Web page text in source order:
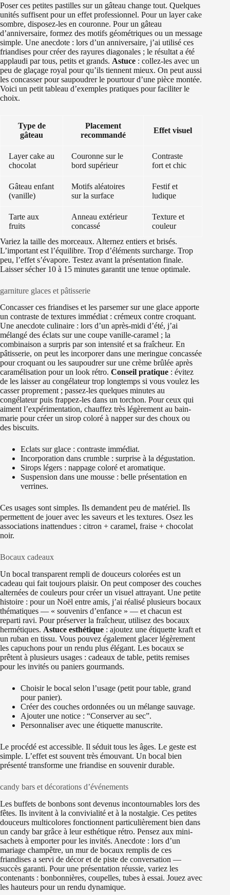
Poser ces petites pastilles sur un gâteau change tout. Quelques
unités suffisent pour un effet professionnel. Pour un layer cake
sombre, disposez-les en couronne. Pour un gâteau
d’anniversaire, formez des motifs géométriques ou un message
simple. Une anecdote : lors d’un anniversaire, j’ai utilisé ces
friandises pour créer des rayures diagonales ; le résultat a été
applaudi par tous, petits et grands. Astuce : collez-les avec un
peu de glaçage royal pour qu’ils tiennent mieux. On peut aussi
les concasser pour saupoudrer le pourtour d’une pièce montée.
Voici un petit tableau d’exemples pratiques pour faciliter le
choix.
Type de
gâteau
Placement
recommandé
Effet visuel
Layer cake au
chocolat
Couronne sur le
bord supérieur
Contraste
fort et chic
Gâteau enfant
(vanille)
Motifs aléatoires
sur la surface
Festif et
ludique
Tarte aux
fruits
Anneau extérieur
concassé
Texture et
couleur
Variez la taille des morceaux. Alternez entiers et brisés.
L’important est l’équilibre. Trop d’éléments surcharge. Trop
peu, l’effet s’évapore. Testez avant la présentation finale.
Laisser sécher 10 à 15 minutes garantit une tenue optimale.
garniture glaces et pâtisserie
Concasser ces friandises et les parsemer sur une glace apporte
un contraste de textures immédiat : crémeux contre croquant.
Une anecdote culinaire : lors d’un après-midi d’été, j’ai
mélangé des éclats sur une coupe vanille-caramel ; la
combinaison a surpris par son intensité et sa fraîcheur. En
pâtisserie, on peut les incorporer dans une meringue concassée
pour croquant ou les saupoudrer sur une crème brûlée après
caramélisation pour un look rétro. Conseil pratique : évitez
de les laisser au congélateur trop longtemps si vous voulez les
casser proprement ; passez-les quelques minutes au
congélateur puis frappez-les dans un torchon. Pour ceux qui
aiment l’expérimentation, chauffez très légèrement au bain-
marie pour créer un sirop coloré à napper sur des choux ou
des biscuits.
Eclats sur glace : contraste immédiat.
Incorporation dans crumble : surprise à la dégustation.
Sirops légers : nappage coloré et aromatique.
Suspension dans une mousse : belle présentation en
verrines.
Ces usages sont simples. Ils demandent peu de matériel. Ils
permettent de jouer avec les saveurs et les textures. Osez les
associations inattendues : citron + caramel, fraise + chocolat
noir.
Bocaux cadeaux
Un bocal transparent rempli de douceurs colorées est un
cadeau qui fait toujours plaisir. On peut composer des couches
alternées de couleurs pour créer un visuel attrayant. Une petite
histoire : pour un Noël entre amis, j’ai réalisé plusieurs bocaux
thématiques — « souvenirs d’enfance » — et chacun est
reparti ravi. Pour préserver la fraîcheur, utilisez des bocaux
hermétiques. Astuce esthétique : ajoutez une étiquette kraft et
un ruban en tissu. Vous pouvez également glacer légèrement
les capuchons pour un rendu plus élégant. Les bocaux se
prêtent à plusieurs usages : cadeaux de table, petits remises
pour les invités ou paniers gourmands.
Choisir le bocal selon l’usage (petit pour table, grand
pour panier).
Créer des couches ordonnées ou un mélange sauvage.
Ajouter une notice : “Conserver au sec”.
Personnaliser avec une étiquette manuscrite.
Le procédé est accessible. Il séduit tous les âges. Le geste est
simple. L’effet est souvent très émouvant. Un bocal bien
présenté transforme une friandise en souvenir durable.
candy bars et décorations d’événements
Les buffets de bonbons sont devenus incontournables lors des
fêtes. Ils invitent à la convivialité et à la nostalgie. Ces petites
douceurs multicolores fonctionnent particulièrement bien dans
un candy bar grâce à leur esthétique rétro. Pensez aux mini-
sachets à emporter pour les invités. Anecdote : lors d’un
mariage champêtre, un mur de bocaux remplis de ces
friandises a servi de décor et de piste de conversation —
succès garanti. Pour une présentation réussie, variez les
contenants : bonbonnières, coupelles, tubes à essai. Jouez avec
les hauteurs pour un rendu dynamique.